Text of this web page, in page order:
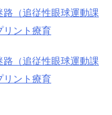
路（追従性眼球運動課
リント療育
路（追従性眼球運動課
リント療育